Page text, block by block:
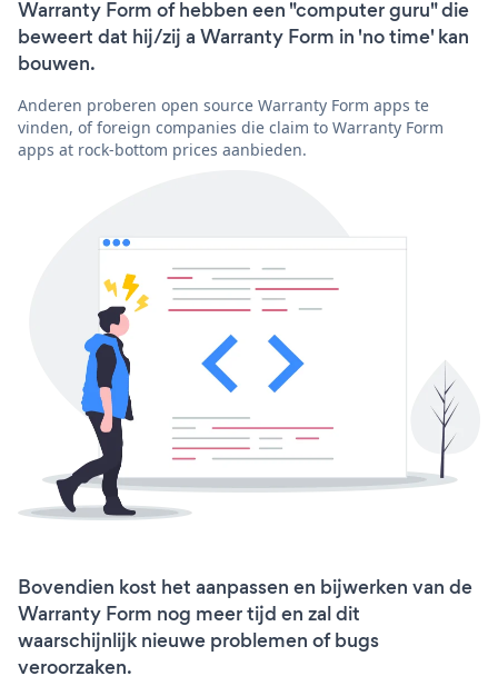
Warranty Form of hebben een "computer guru" die
beweert dat hij/zij a Warranty Form in 'no time' kan
bouwen.
Anderen proberen open source Warranty Form apps te
vinden, of foreign companies die claim to Warranty Form
apps at rock-bottom prices aanbieden.
Bovendien kost het aanpassen en bijwerken van de
Warranty Form nog meer tijd en zal dit
waarschijnlijk nieuwe problemen of bugs
veroorzaken.